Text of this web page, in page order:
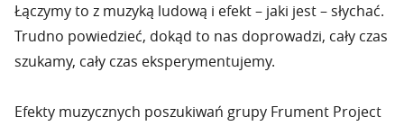
Łączymy to z muzyką ludową i efekt – jaki jest – słychać.
Trudno powiedzieć, dokąd to nas doprowadzi, cały czas
szukamy, cały czas eksperymentujemy.
Efekty muzycznych poszukiwań grupy Frument Project